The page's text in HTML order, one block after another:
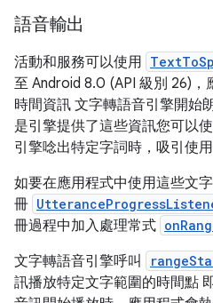
語音輸出
活動和服務可以使用
至 Android 8.0 (API 級別 26)
時間資訊 文字轉語音引擎開始
是引擎提供了這些資訊您可以
引擎唸出特定字詞時，吸引使用
如要在應用程式中使用這些文
冊
冊過程中加入處理常式
文字轉語音引擎呼叫
訊播放特定文字範圍的時間點